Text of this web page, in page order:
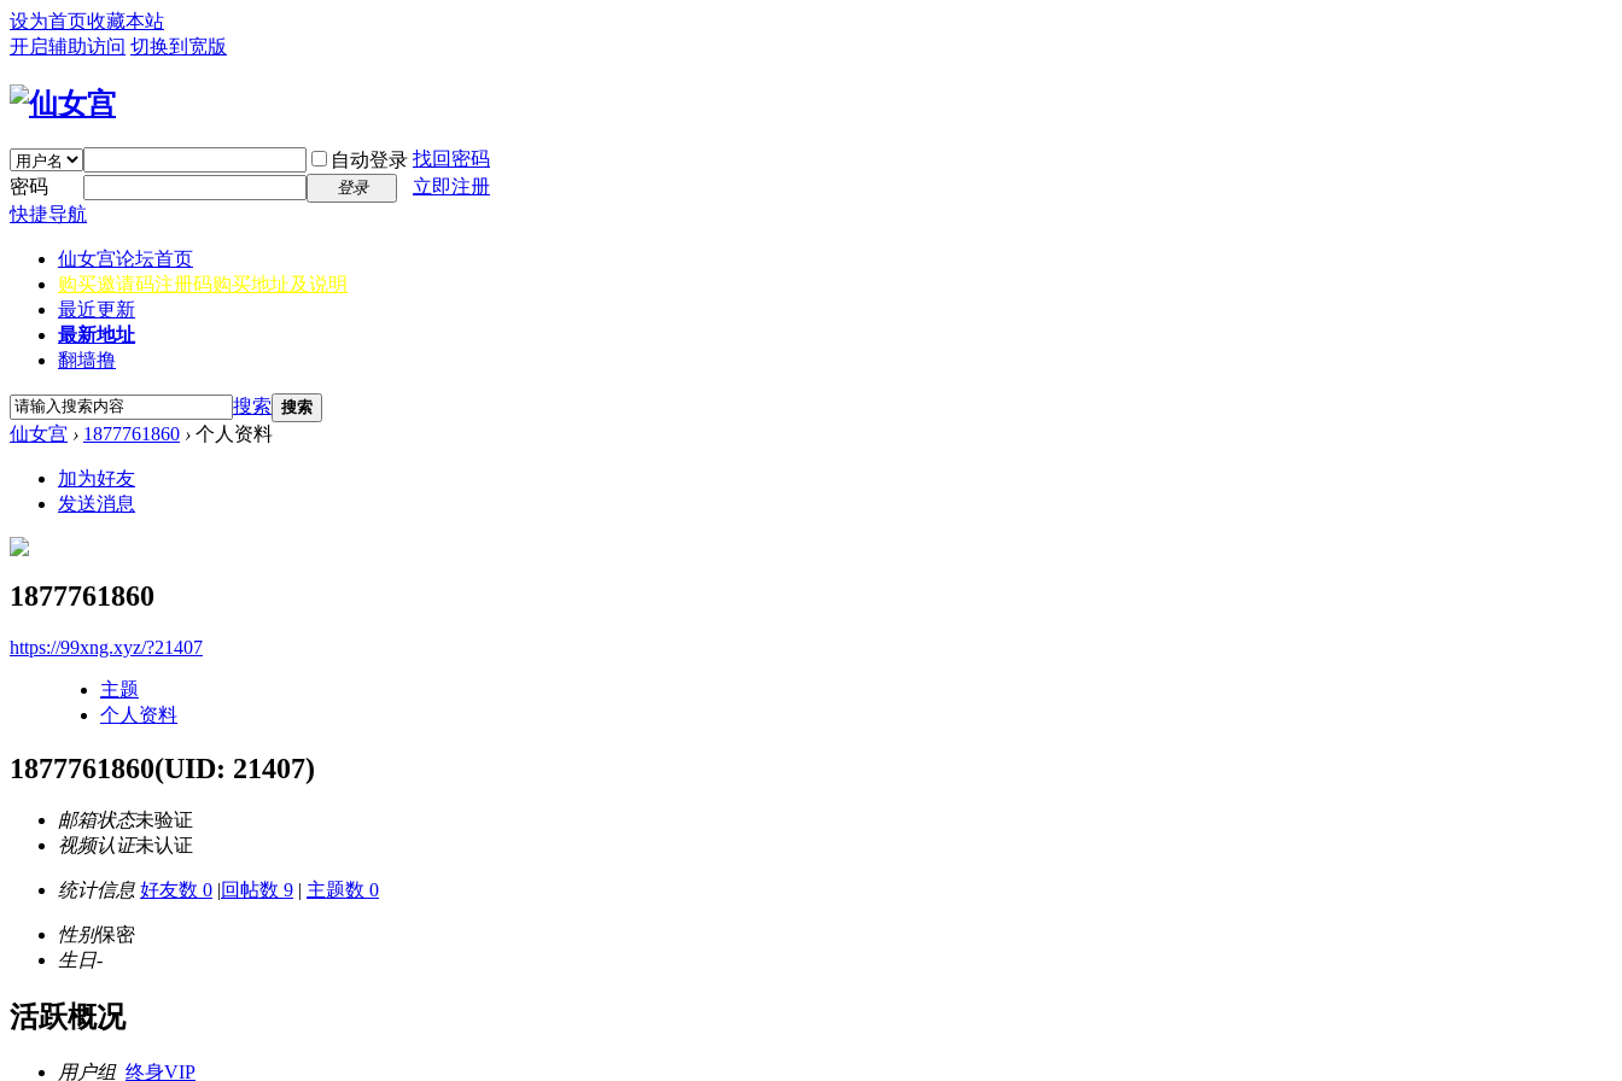
设为首页收藏本站
开启辅助访问 切换到宽版
自动登录 找回密码
密码
登录
立即注册
快捷导航
仙女宫论坛首页
购买邀请码注册码购买地址及说明
最近更新
最新地址
翻墙撸
搜索 搜索
仙女宫 › 1877761860 › 个人资料
加为好友
发送消息
1877761860
https://99xng.xyz/?21407
主题
个人资料
1877761860(UID: 21407)
邮箱状态未验证
视频认证未认证
统计信息 好友数 0 |回帖数 9 | 主题数 0
性别保密
生日-
活跃概况
用户组 终身VIP